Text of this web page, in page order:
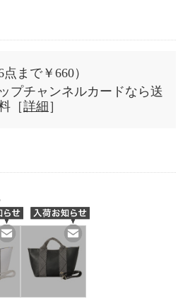
6点まで￥660）
プチャンネルカードなら送
［詳細 ］